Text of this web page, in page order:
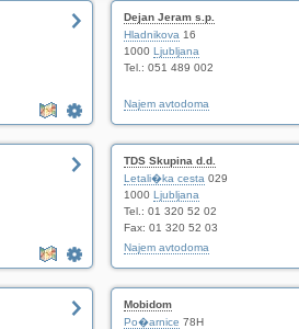
Dejan Jeram s.p.
Hladnikova 16
1000 Ljubljana
Tel.: 051 489 002
Najem avtodoma
TDS Skupina d.d.
Letali�ka cesta 029
1000 Ljubljana
Tel.: 01 320 52 02
Fax: 01 320 52 03
Najem avtodoma
Mobidom
Po�arnice 78H